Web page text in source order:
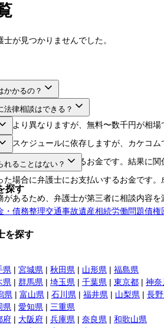
が見つかりませんでした。
かかるの？
により異なりますが、無料〜数千円が相
法律相談はできる？
のスケジュールに依存しますが、カケコ
する際にお支払いするお金です。結果に関
た場合に弁護士にお支払いするお金です
れることはない？
あるため、弁護士が第三者に相談内容を
探す
・債務整理交通事故遺産相続労働問題債権
を探す
県 | 宮城県 | 秋田県 | 山形県 | 福島県
県 | 群馬県 | 埼玉県 | 千葉県 | 東京都 | 神奈
県 | 富山県 | 石川県 | 福井県 | 山梨県 | 長
県 | 愛知県 | 三重県
府 | 大阪府 | 兵庫県 | 奈良県 | 和歌山県